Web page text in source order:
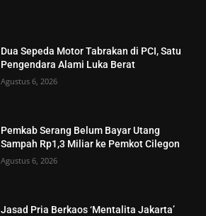
Dua Sepeda Motor Tabrakan di PCI, Satu
Pengendara Alami Luka Berat
Agustus 6, 2026
Pemkab Serang Belum Bayar Utang
Sampah Rp1,3 Miliar ke Pemkot Cilegon
Agustus 6, 2026
Jasad Pria Berkaos ‘Mentalita Jakarta’